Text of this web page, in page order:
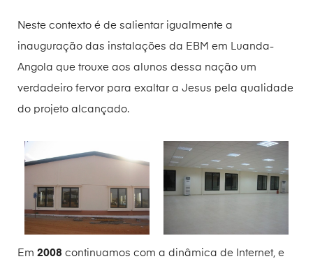
Neste contexto é de salientar igualmente a
inauguração das instalações da EBM em Luanda-
Angola que trouxe aos alunos dessa nação um
verdadeiro fervor para exaltar a Jesus pela qualidade
do projeto alcançado.
Em 2008 continuamos com a dinâmica de Internet, e